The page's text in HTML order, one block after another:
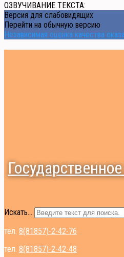
ОЗВУЧИВАНИЕ ТЕКСТА:
Версия для слабовидящих
Перейти на обычную версию
Независимая оценка качества
Искать...
тел. 8(81857)-2-42-76
тел. 8(81857)-2-42-48